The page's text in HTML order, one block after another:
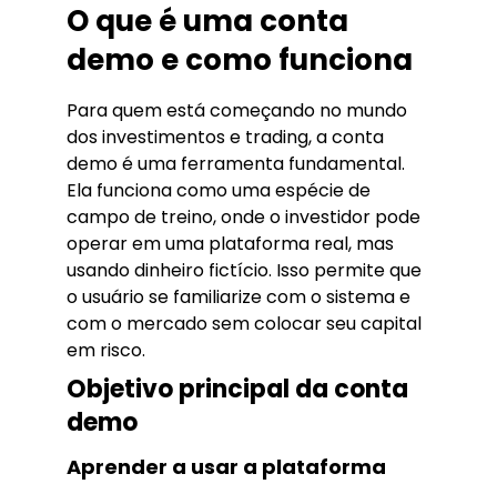
O que é uma conta
demo e como funciona
Para quem está começando no mundo
dos investimentos e trading, a conta
demo é uma ferramenta fundamental.
Ela funciona como uma espécie de
campo de treino, onde o investidor pode
operar em uma plataforma real, mas
usando dinheiro fictício. Isso permite que
o usuário se familiarize com o sistema e
com o mercado sem colocar seu capital
em risco.
Objetivo principal da conta
demo
Aprender a usar a plataforma